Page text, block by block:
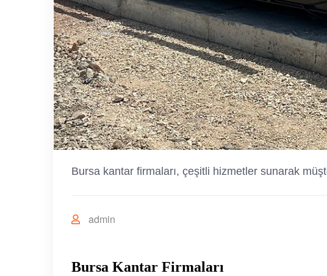
Bursa kantar firmaları, çeşitli hizmetler sunarak
admin
Bursa Kantar Firmaları